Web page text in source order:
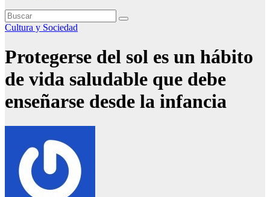
Cultura y Sociedad
Protegerse del sol es un hábito
de vida saludable que debe
enseñarse desde la infancia